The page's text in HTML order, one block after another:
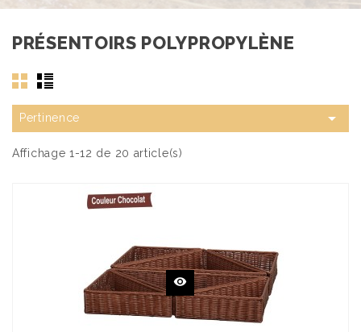
PRÉSENTOIRS POLYPROPYLÈNE
Pertinence 
Affichage 1-12 de 20 article(s)